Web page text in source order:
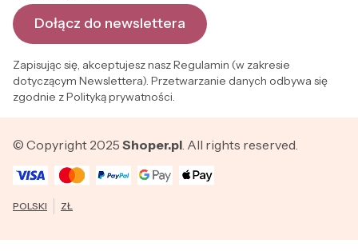
Dołącz do newslettera
Zapisując się, akceptujesz nasz Regulamin (w zakresie
dotyczącym Newslettera). Przetwarzanie danych odbywa się
zgodnie z Polityką prywatności.
© Copyright 2025 Shoper.pl . All rights reserved.
POLSKI ZŁ